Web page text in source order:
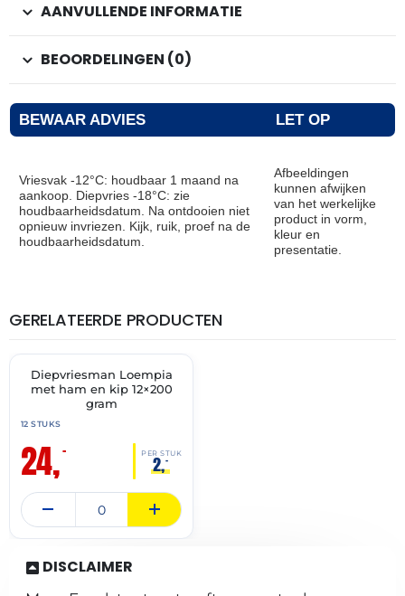
AANVULLENDE INFORMATIE
BEOORDELINGEN (0)
BEWAAR ADVIES LET OP
Vriesvak -12°C: houdbaar 1 maand na
aankoop. Diepvries -18°C: zie
houdbaarheidsdatum. Na ontdooien niet
opnieuw invriezen. Kijk, ruik, proef na de
houdbaarheidsdatum.
Afbeeldingen
kunnen afwijken
van het werkelijke
product in vorm,
kleur en
presentatie.
GERELATEERDE PRODUCTEN
✓ VAST ASSORTIMENT
THT:
28-
Diepvriesman Loempia
met ham en kip 12×200
gram
12 STUKS
24,– PER STUK
2,–
DISCLAIMER